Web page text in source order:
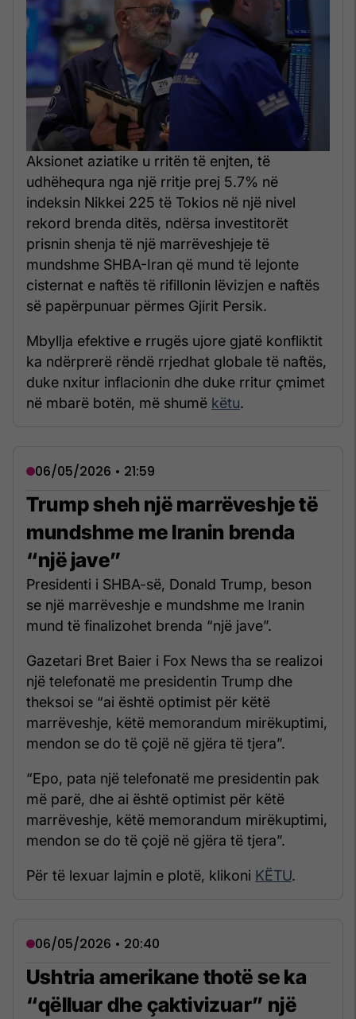
Aksionet aziatike u rritën të enjten, të
udhëhequra nga një rritje prej 5.7% në
indeksin Nikkei 225 të Tokios në një nivel
rekord brenda ditës, ndërsa investitorët
prisnin shenja të një marrëveshjeje të
mundshme SHBA-Iran që mund të lejonte
cisternat e naftës të rifillonin lëvizjen e naftës
së papërpunuar përmes Gjirit Persik.
Mbyllja efektive e rrugës ujore gjatë konfliktit
ka ndërprerë rëndë rrjedhat globale të naftës,
duke nxitur inflacionin dhe duke rritur çmimet
në mbarë botën, më shumë këtu.
06/05/2026 • 21:59
Trump sheh një marrëveshje të
mundshme me Iranin brenda
“një jave”
Presidenti i SHBA-së, Donald Trump, beson
se një marrëveshje e mundshme me Iranin
mund të finalizohet brenda “një jave”.
Gazetari Bret Baier i Fox News tha se realizoi
një telefonatë me presidentin Trump dhe
theksoi se “ai është optimist për këtë
marrëveshje, këtë memorandum mirëkuptimi,
mendon se do të çojë në gjëra të tjera”.
“Epo, pata një telefonatë me presidentin pak
më parë, dhe ai është optimist për këtë
marrëveshje, këtë memorandum mirëkuptimi,
mendon se do të çojë në gjëra të tjera”.
Për të lexuar lajmin e plotë, klikoni KËTU.
06/05/2026 • 20:40
Ushtria amerikane thotë se ka
“qëlluar dhe çaktivizuar” një